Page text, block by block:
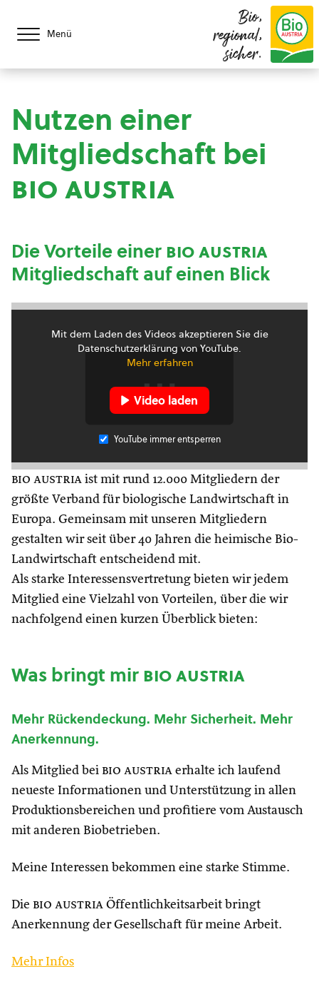
Menü
Bio,
regional,
sicher.
Nutzen einer
Mitgliedschaft bei
bio austria
Die Vorteile einerbio austria
Mitgliedschaft auf einen Blick
Mit dem Laden des Videos akzeptieren Sie die
Datenschutzerklärung von YouTube.
Mehr erfahren
Video laden
YouTube immer entsperren
bio austria ist mit rund 12.000 Mitgliedern der
größte Verband für biologische Landwirtschaft in
Europa. Gemeinsam mit unseren Mitgliedern
gestalten wir seit über 40 Jahren die heimische Bio-
Landwirtschaft entscheidend mit.
Als starke Interessensvertretung bieten wir jedem
Mitglied eine Vielzahl von Vorteilen, über die wir
nachfolgend einen kurzen Überblick bieten:
Was bringt mirbio austria
Mehr Rückendeckung. Mehr Sicherheit. Mehr
Anerkennung.
Als Mitglied bei bio austria erhalte ich laufend
neueste Informationen und Unterstützung in allen
Produktionsbereichen und profitiere vom Austausch
mit anderen Biobetrieben.
Meine Interessen bekommen eine starke Stimme.
Die bio austria Öffentlichkeitsarbeit bringt
Anerkennung der Gesellschaft für meine Arbeit.
Mehr Infos